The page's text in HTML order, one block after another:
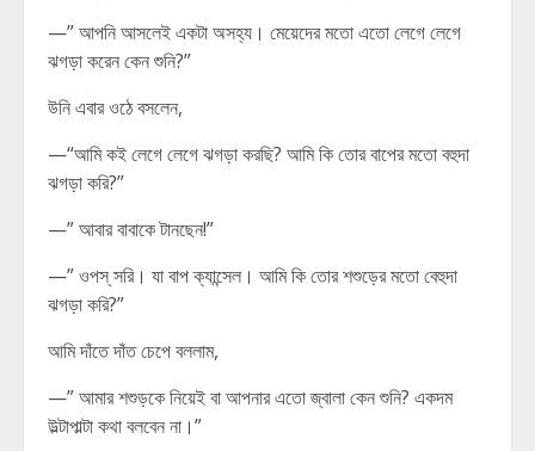
—” আপনি আসলেই একটা অসহ্য। মেয়েদের মতো এতো লেগে লেগে
ঝগড়া করেন কেন শুনি?”
উনি এবার ওঠে বসলেন,
—“আমি কই লেগে লেগে ঝগড়া করছি? আমি কি তোর বাপের মতো বহুদা
ঝগড়া করি?”
—” আবার বাবাকে টানছেন!”
—” ওপস্ সরি। যা বাপ ক্যান্সেল। আমি কি তোর শশুড়ের মতো বেহুদা
ঝগড়া করি?”
আমি দাঁতে দাঁত চেপে বললাম,
—” আমার শশুড়কে নিয়েই বা আপনার এতো জ্বালা কেন শুনি? একদম
উল্টাপাল্টা কথা বলবেন না।”